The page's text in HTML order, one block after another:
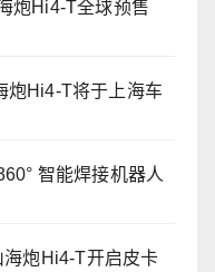
炮Hi4-T全球预售
炮Hi4-T将于上海车
智能焊接机器人
炮Hi4-T开启皮卡